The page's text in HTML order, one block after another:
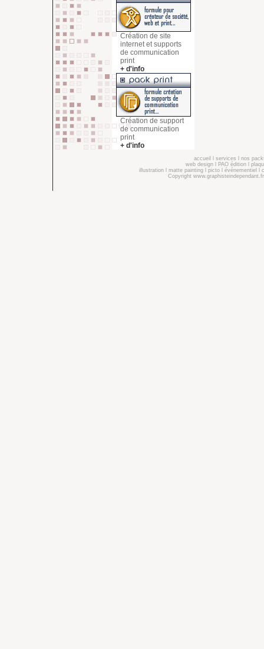
Création de site
internet et supports
de communication
print
+ d'info
Création de support
de communication
print
+ d'info
accueil services
nos
web design
PAO édition
illustrationl matte paintingl pictol événementiel
Copyright www.graphisteindependant.fr